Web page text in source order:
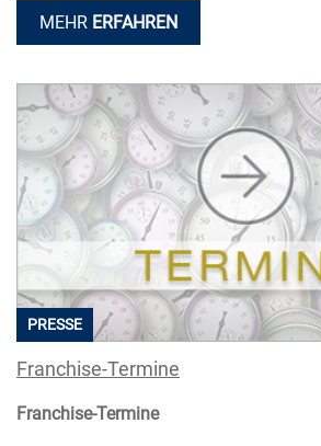
MEHR ERFAHREN
PRESSE
Franchise-Termine
Franchise-Termine